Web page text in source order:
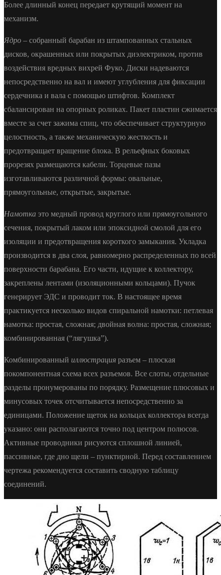
Более длинный конец передает крутящий момент на
механизм.
Ядро – собранный барабан из штампованных стальных
дисков, окрашенных или покрытых диэлектриком, против
воздействия вредных вихрей Фуко. Диски надеваются
непосредственно на вал и имеют углубления для фиксации
сердечника и вала с помощью штифтов. Комплект
сбалансирован на опорных роликах. Пакет пластин сжимается
вместе за счет зажима спиц, что обеспечивает структурную
целостность, а также механическую жесткость и
предотвращает вращение блока. В рельефных боковых
прорезях размещаются кабели. Торцевые пазы
изготавливаются различной формы: овальные,
прямоугольные, открытые, закрытые.
Намотка это медный провод круглого или прямоугольного
сечения, покрытый лаком или эпоксидной смолой для его
изоляции и предотвращения короткого замыкания. Укладка
производится в два слоя, равномерно распределенных по всей
поверхности барабана. Его части, идущие к коллектору,
закреплены лентами (изоляционными кольцами). Пучок
генерирует ЭДС и проводит ток. В настоящее время
практикуется несколько видов спиральной намотки: петлевая
намотка: простая, сложная; двойная волна: простая, сложная;
комбинированная (“лягушка”).
Комбинированный иллюстрация разъем – плоская
покомпонентная схема всех разъемов. Все слоты, отдельные
разделы пронумерованы по порядку. Размещение плюсовых и
минусовых точек отсчитывается непосредственно за
единицами. Положение щеток на кольцах коллектора всегда
указано: они располагаются точно под центром полюсов.
Активные проводники рисуются сплошной линией,
пассивные, где дно щели – пунктирной. Перед составлением
чертежа рекомендуется составить сводную таблицу
соединений.